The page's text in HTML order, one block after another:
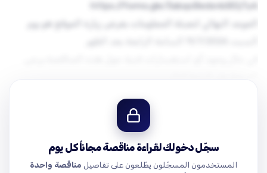
المواقع حيث أن زيارة المواقع شرط أساسي للتقديم وذلك بتعبئة
معلومات التواصل في الرابط
الموعد النهائي لتعبئة المعلومات بغرض زيارة الموقع هو يوم
الرد على الاستفسارات في أقرب وقت ممكن سيكون عن طريق
folders/1h8XBinDmYBBdwrPbeDE2MYHZOtVYv5He?
سجّل دخولك لقراءة مناقصة مجاناً كل يوم
المستخدمون المسجّلون يطّلعون على تفاصيل مناقصة واحدة